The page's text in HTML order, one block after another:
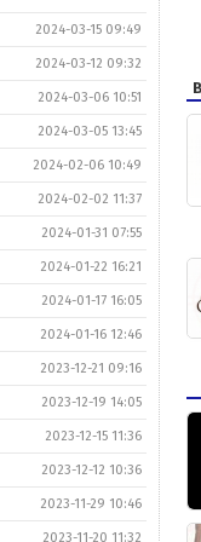
2024-03-15 09:49
2024-03-12 09:32
2024-03-06 10:51
2024-03-05 13:45
2024-02-06 10:49
2024-02-02 11:37
2024-01-31 07:55
2024-01-22 16:21
2024-01-17 16:05
2024-01-16 12:46
2023-12-21 09:16
2023-12-19 14:05
2023-12-15 11:36
2023-12-12 10:36
2023-11-29 10:46
2023-11-20 11:32